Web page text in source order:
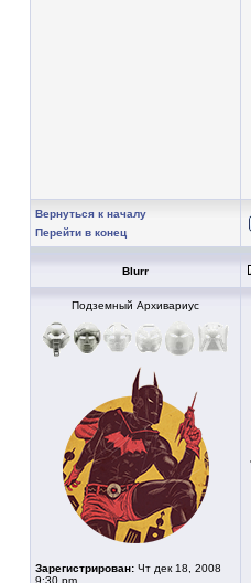
Вернуться к началу
Перейти в конец
Blurr
Подземный Архивариус
Зарегистрирован: Чт дек 18, 2008
9:30 pm